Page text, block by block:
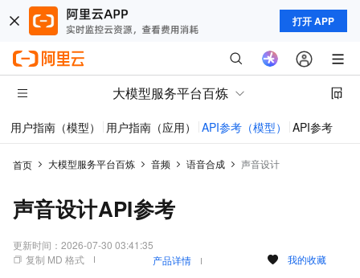
打开 APP
大模型服务平台百炼
用户指南（模型） 用户指南（应用） API参考（模型） API参考（应
首页 大模型服务平台百炼 音频 语音合成 声音设计
声音设计API参考
更新时间： 2026-07-30 03:41:35
复制 MD 格式
产品详情 我的收藏